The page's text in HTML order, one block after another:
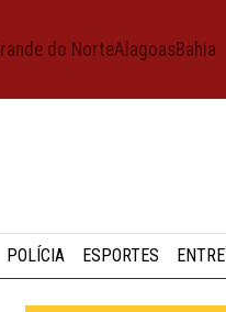
do NorteAlagoasBahia
POLÍCIA ESPORTES